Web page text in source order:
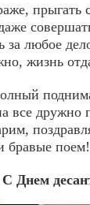
прыгать
за любое
жизнь
все дружно
бравые поем!
С Днем